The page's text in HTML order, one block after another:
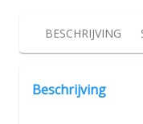
BESCHRIJVING
Beschrijving